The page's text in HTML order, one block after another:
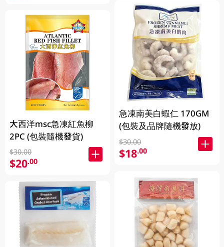
大西洋msc急凍紅魚柳
2PC (包裝隨機發貨)
$30.00
$20.00
急凍南美白蝦仁 170GM
(包裝及品牌隨機發放)
$30.00
$18.00